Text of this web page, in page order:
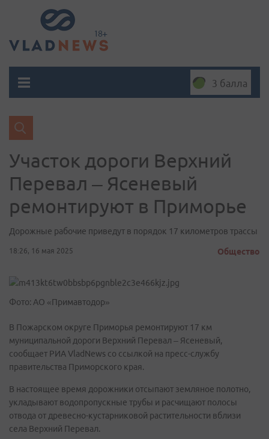
3 балла
Участок дороги Верхний
Перевал – Ясеневый
ремонтируют в Приморье
Дорожные рабочие приведут в порядок 17 километров трассы
18:26, 16 мая 2025 Общество
Фото: АО «Примавтодор»
В Пожарском округе Приморья ремонтируют 17 км
муниципальной дороги Верхний Перевал – Ясеневый,
сообщает РИА VladNews со ссылкой на пресс-службу
правительства Приморского края.
В настоящее время дорожники отсыпают земляное полотно,
укладывают водопропускные трубы и расчищают полосы
отвода от древесно-кустарниковой растительности вблизи
села Верхний Перевал.